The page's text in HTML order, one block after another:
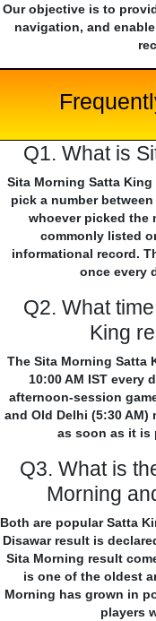
Our objective is to
navigation, and
Q1. What is
Sita Morning Satta
pick a number
whoever picked the
commonly listed
informational record.
once every
Q2. What
King
The Sita Morning Satta
10:00 AM IST every
afternoon-session
and Old Delhi (5:30
as soon as it is
Q3. What is
Morning
Both are popular Satta
Disawar result is
Sita Morning result
is one of the oldest
Morning has grown in
players